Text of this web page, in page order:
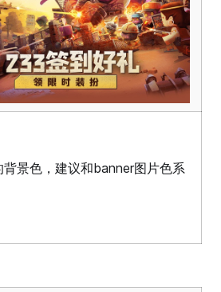
背景色，建议和banner图片色系